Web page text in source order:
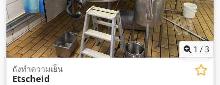
1 /3
ถังทำความเย็น
Etscheid